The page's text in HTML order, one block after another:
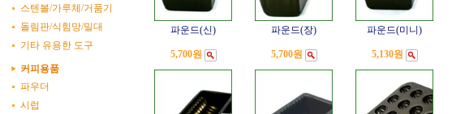
스텐볼/가루체/거품기
돌림판/식힘망/밀대
기타 유용한 도구
커피용품
파우더
시럽
파운드(신)
5,700원
파운드(장)
5,700원
파운드(미니)
5,130원